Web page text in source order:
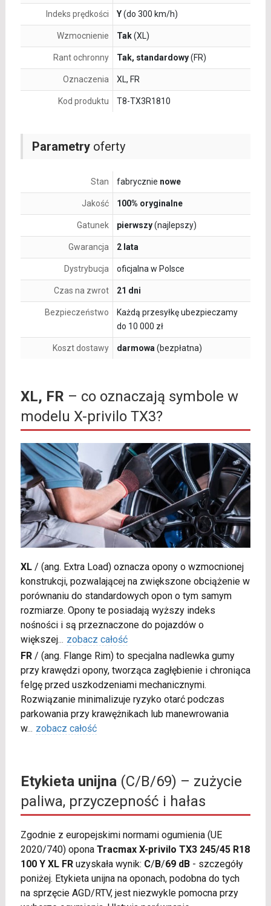
Parametryoferty
Stan fabrycznie nowe
Jakość 100% oryginalne
Gatunek pierwszy(najlepszy)
Gwarancja 2 lata
Dystrybucja oficjalna w Polsce
Czas na zwrot 21 dni
Bezpieczeństwo
Każdą przesyłkę ubezpieczamy
do 10 000 zł
Koszt dostawy darmowa (bezpłatna)
Indeks prędkości Y(do 300 km/h)
Wzmocnienie Tak(XL)
Rant ochronny Tak, standardowy(FR)
Oznaczenia XL, FR
Kod produktu T8-TX3R1810
XL, FR – co oznaczają symbole w
modelu X-privilo TX3?
XL/ (ang. Extra Load) oznacza opony o wzmocnionej
konstrukcji, pozwalającej na zwiększone obciążenie w
porównaniu do standardowych opon o tym samym
rozmiarze. Opony te posiadają wyższy indeks
nośności i są przeznaczone do pojazdów o
większej... zobacz całość
FR/ (ang. Flange Rim) to specjalna nadlewka gumy
przy krawędzi opony, tworząca zagłębienie i chroniąca
felgę przed uszkodzeniami mechanicznymi.
Rozwiązanie minimalizuje ryzyko otarć podczas
parkowania przy krawężnikach lub manewrowania
w... zobacz całość
Etykieta unijna(C/B/69) – zużycie
paliwa, przyczepność i hałas
Zgodnie z europejskimi normami ogumienia (UE
2020/740) opona Tracmax X-privilo TX3 245/45 R18
100 Y XL FRuzyskała wynik: C/B/69 dB- szczegóły
poniżej. Etykieta unijna na oponach, podobna do tych
na sprzęcie AGD/RTV, jest niezwykle pomocna przy